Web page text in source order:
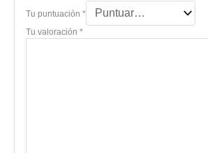
Tu puntuación *
Tu valoración *